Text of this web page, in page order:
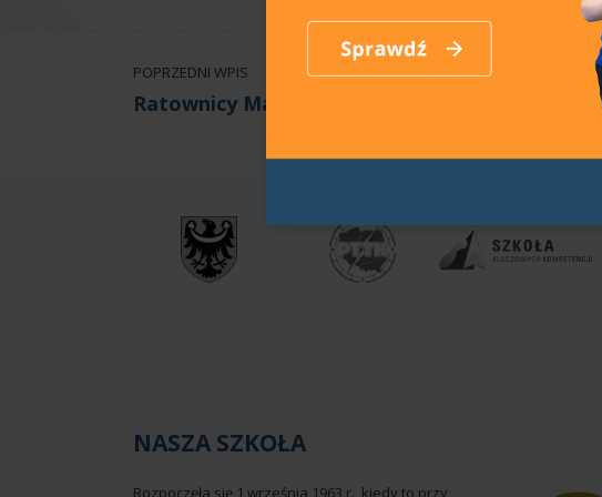
POPRZEDNI WPIS
Ratownicy Marzeń
NASZA SZKOŁA
Rozpoczęła się 1 września 1963 r., kiedy to przy